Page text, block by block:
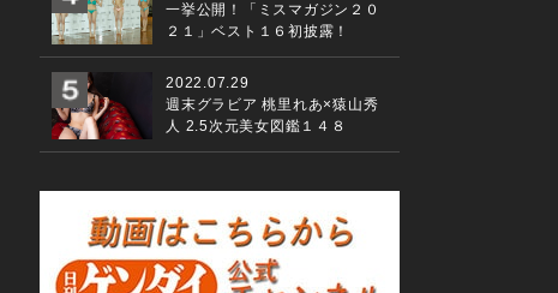
一挙公開！「ミスマガジン２０
２１」ベスト１６初披露！
2022.07.29
週末グラビア 桃里れあ×猿山秀
人 2.5次元美女図鑑１４８